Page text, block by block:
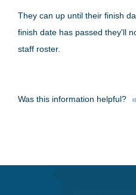
They can up until their finish
finish date has passed they'll
staff roster.
Was this information helpful?